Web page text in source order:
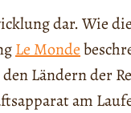
dar. Wie
Le Monde
Ländern der
am